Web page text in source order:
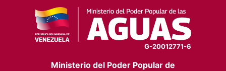
G-20012771-6
Ministerio del Poder Popular de